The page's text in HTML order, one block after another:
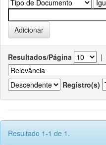
Resultados/Página |
Registro(s)
Resultado 1-1 de 1.